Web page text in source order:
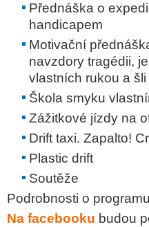
Přednáška o
handicapem
Motivační
navzdory tragédii,
vlastních rukou a
Škola smyku
Zážitkové jízdy na
Drift taxi. Zapalto!
Plastic drift
Soutěže
Podrobnosti o
Na facebooku budou